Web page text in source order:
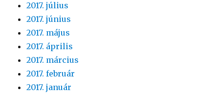
2017. július
2017. június
2017. május
2017. április
2017. március
2017. február
2017. január